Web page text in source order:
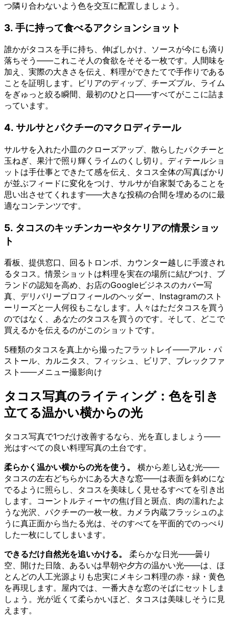
つ隣り合わないよう色を交互に配置しましょう。
3. 手に持って食べるアクションショット
誰かがタコスを手に持ち、伸ばしかけ、ソースが今にも滴り
落ちそう——これこそ人の食欲をそそる一枚です。人間味を
加え、実際の大きさを伝え、料理ができたてで手作りである
ことを証明します。ビリアのディップ、チーズプル、ライム
をぎゅっと絞る瞬間、最初のひと口——すべてがここに詰ま
っています。
4. サルサとパクチーのマクロディテール
サルサを入れた小皿のクローズアップ、散らしたパクチーと
玉ねぎ、果汁で照り輝くライムのくし切り。ディテールショ
ットは手仕事とできたて感を伝え、タコス全体の写真ばかり
が並ぶフィードに変化をつけ、サルサが自家製であることを
思い出させてくれます——大きな投稿の合間を埋めるのに最
適なコンテンツです。
5. タコスのキッチンカーやタケリアの情景ショッ
ト
看板、提供窓口、回るトロンポ、カウンター越しに手渡され
るタコス。情景ショットは料理を実在の場所に結びつけ、ブ
ランドの認知を高め、お店のGoogleビジネスのカバー写
真、デリバリープロフィールのヘッダー、Instagramのスト
ーリーズと一人何役もこなします。人々はただタコスを買う
のではなく、 あなたのタコスを買うのです。そして、どこで
買えるかを伝えるのがこのショットです。
5種類のタコスを真上から撮ったフラットレイ——アル・パ
ストール、カルニタス、フィッシュ、ビリア、ブレックファ
スト——メニュー撮影向け
タコス写真のライティング：色を引き
立てる温かい横からの光
タコス写真で1つだけ改善するなら、光を直しましょう——
光はすべての良い料理写真の土台です。
柔らかく温かい横からの光を使う。
横から差し込む光——
タコスの左右どちらかにある大きな窓——は表面を斜めにな
でるように照らし、タコスを美味しく見せるすべてを引き出
します。コーントルティーヤの焦げ目と斑点、肉の濡れたよ
うな光沢、パクチーの一枚一枚。カメラ内蔵フラッシュのよ
うに真正面から当たる光は、そのすべてを平面的でのっぺり
した一枚にしてしまいます。
できるだけ自然光を追いかける。
柔らかな日光——曇り
空、開けた日陰、あるいは早朝や夕方の温かい光——は、ほ
とんどの人工光源よりも忠実にメキシコ料理の赤・緑・黄色
を再現します。屋内では、一番大きな窓のそばにセットしま
しょう。光が近くて柔らかいほど、タコスは美味しそうに見
えます。